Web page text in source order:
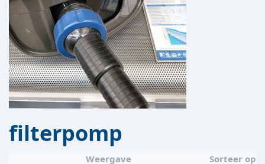
filterpomp
Weergave Sorteer op